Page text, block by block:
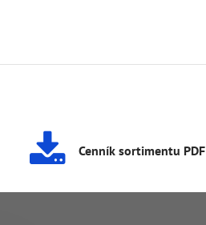
Cenník sortimentu PDF